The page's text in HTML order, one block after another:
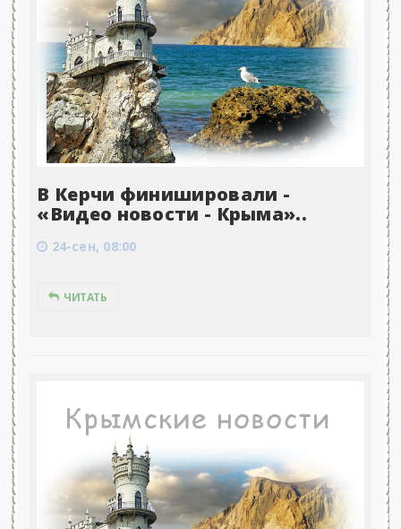
В Керчи финишировали -
«Видео новости - Крыма»..
24-сен, 08:00
ЧИТАТЬ